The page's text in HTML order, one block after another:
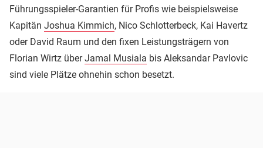
Führungsspieler-Garantien für Profis wie beispielsweise
Kapitän Joshua Kimmich, Nico Schlotterbeck, Kai Havertz
oder David Raum und den fixen Leistungsträgern von
Florian Wirtz überJamal Musiala bis Aleksandar Pavlovic
sind viele Plätze ohnehin schon besetzt.